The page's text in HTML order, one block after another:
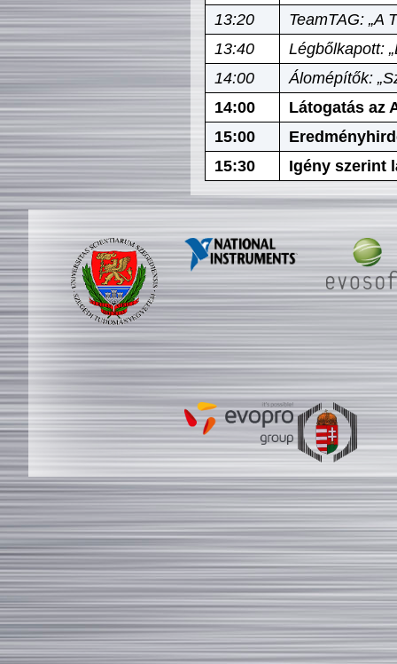
13:20
TeamTAG: „A
13:40
Légbőlkapott:
14:00
Álomépítők:
14:00
Látogatás az
15:00
15:30
Igény szerint